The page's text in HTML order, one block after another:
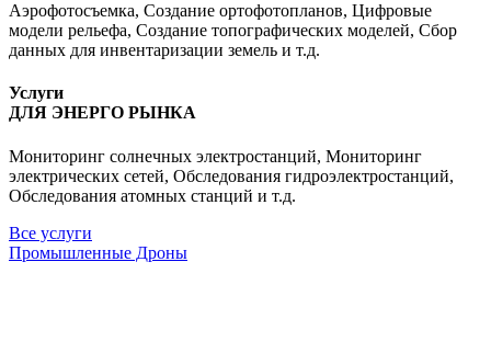
Аэрофотосъемка, Создание ортофотопланов, Цифровые
модели рельефа, Создание топографических моделей, Сбор
данных для инвентаризации земель и т.д.
Услуги
ДЛЯ ЭНЕРГО РЫНКА
Мониторинг солнечных электростанций, Мониторинг
электрических сетей, Обследования гидроэлектростанций,
Обследования атомных станций и т.д.
Все услуги
Промышленные Дроны